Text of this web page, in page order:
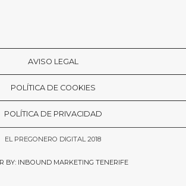
AVISO LEGAL
POLÍTICA DE COOKIES
POLÍTICA DE PRIVACIDAD
EL PREGONERO DIGITAL 2018
BY: INBOUND MARKETING TENERIFE